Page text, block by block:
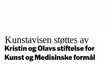
Kunstavisen støttes av